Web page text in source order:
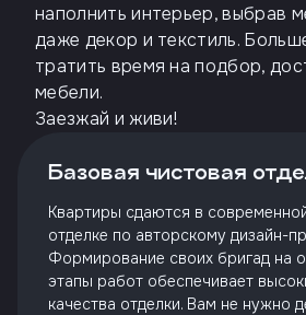
наполнить интерьер, выбрав
даже декор и текстиль.
тратить время на подбор,
мебели.
Заезжай и живи!
Базовая чистовая
Квартиры сдаются в
отделке по авторскому дизайн-
Формирование своих бригад на
этапы работ обеспечивает
качества отделки. Вам не нужно